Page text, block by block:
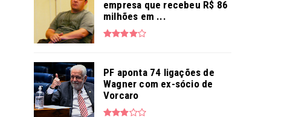
empresa que recebeu R$ 86
milhões em ...
PF aponta 74 ligações de
Wagner com ex-sócio de
Vorcaro